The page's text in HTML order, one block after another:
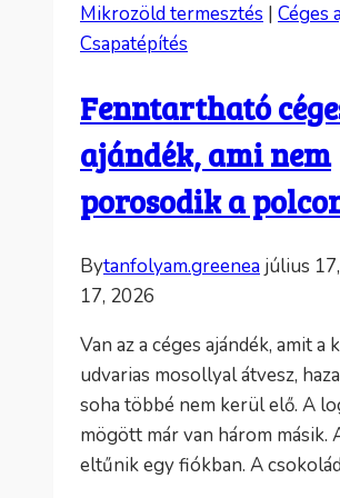
Mikrozöld termesztés | Céges
Csapatépítés
Fenntartható
ajándék, ami nem
porosodik a
Bytanfolyam.greenea július
17, 2026
Van az a céges ajándék, amit a
udvarias mosollyal átvesz,
soha többé nem kerül elő. A
mögött már van három másik.
eltűnik egy fiókban. A